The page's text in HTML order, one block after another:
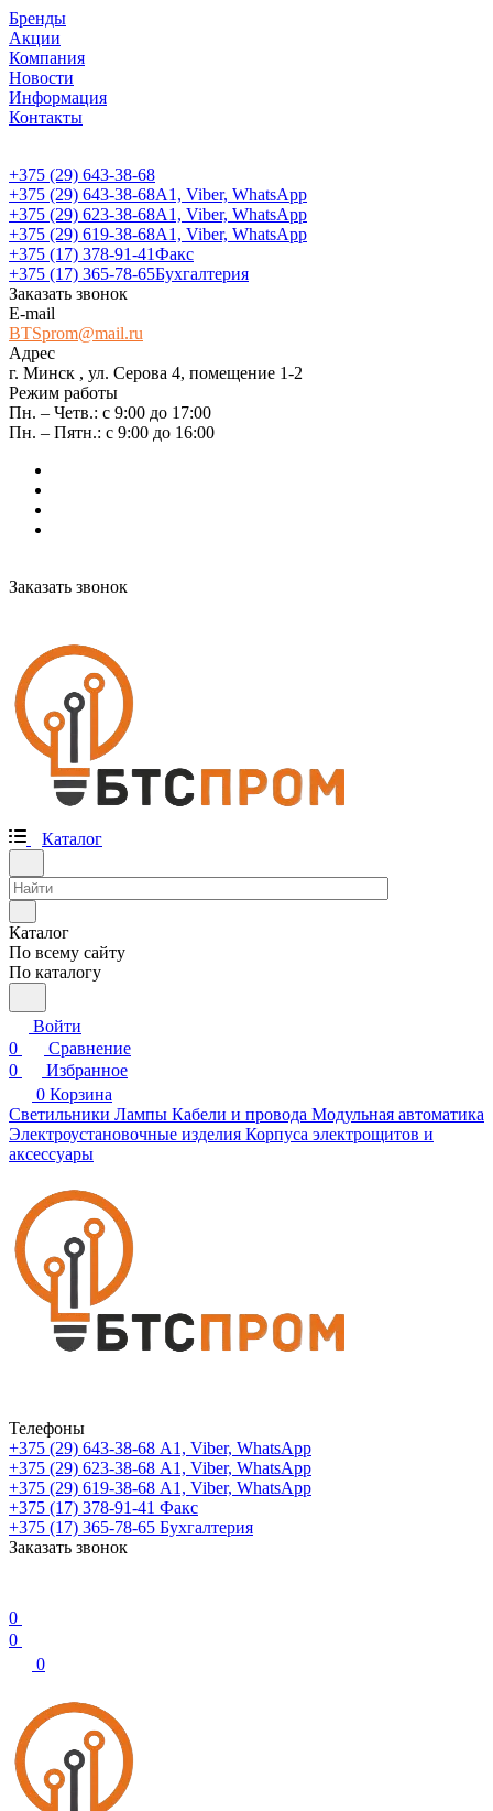
Бренды
Акции
Компания
Новости
Информация
Контакты
+375 (29) 643-38-68
+375 (29) 643-38-68А1, Viber, WhatsApp
+375 (29) 623-38-68А1, Viber, WhatsApp
+375 (29) 619-38-68А1, Viber, WhatsApp
+375 (17) 378-91-41Факс
+375 (17) 365-78-65Бухгалтерия
Заказать звонок
E-mail
BTSprom@mail.ru
Адрес
г. Минск , ул. Серова 4, помещение 1-2
Режим работы
Пн. – Четв.: с 9:00 до 17:00
Пн. – Пятн.: с 9:00 до 16:00
Заказать звонок
Каталог
Каталог
По всему сайту
По каталогу
Войти
0
Сравнение
0
Избранное
0 Корзина
Светильники Лампы Кабели и провода Модульная автоматика
Электроустановочные изделия Корпуса электрощитов и
аксессуары
Телефоны
+375 (29) 643-38-68 А1, Viber, WhatsApp
+375 (29) 623-38-68 А1, Viber, WhatsApp
+375 (29) 619-38-68 А1, Viber, WhatsApp
+375 (17) 378-91-41 Факс
+375 (17) 365-78-65 Бухгалтерия
Заказать звонок
0
0
0